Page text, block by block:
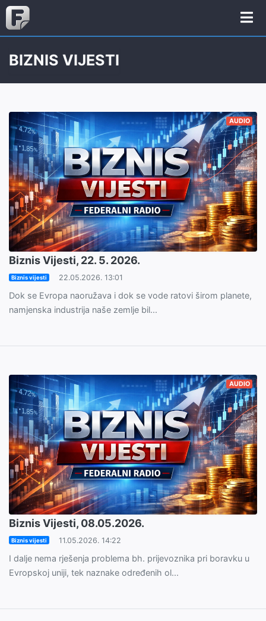
BIZNIS VIJESTI
AUDIO
Biznis Vijesti, 22. 5. 2026.
Biznis vijesti 22.05.2026. 13:01
Dok se Evropa naoružava i dok se vode ratovi širom planete,
namjenska industrija naše zemlje bil...
AUDIO
Biznis Vijesti, 08.05.2026.
Biznis vijesti 11.05.2026. 14:22
I dalje nema rješenja problema bh. prijevoznika pri boravku u
Evropskoj uniji, tek naznake određenih ol...